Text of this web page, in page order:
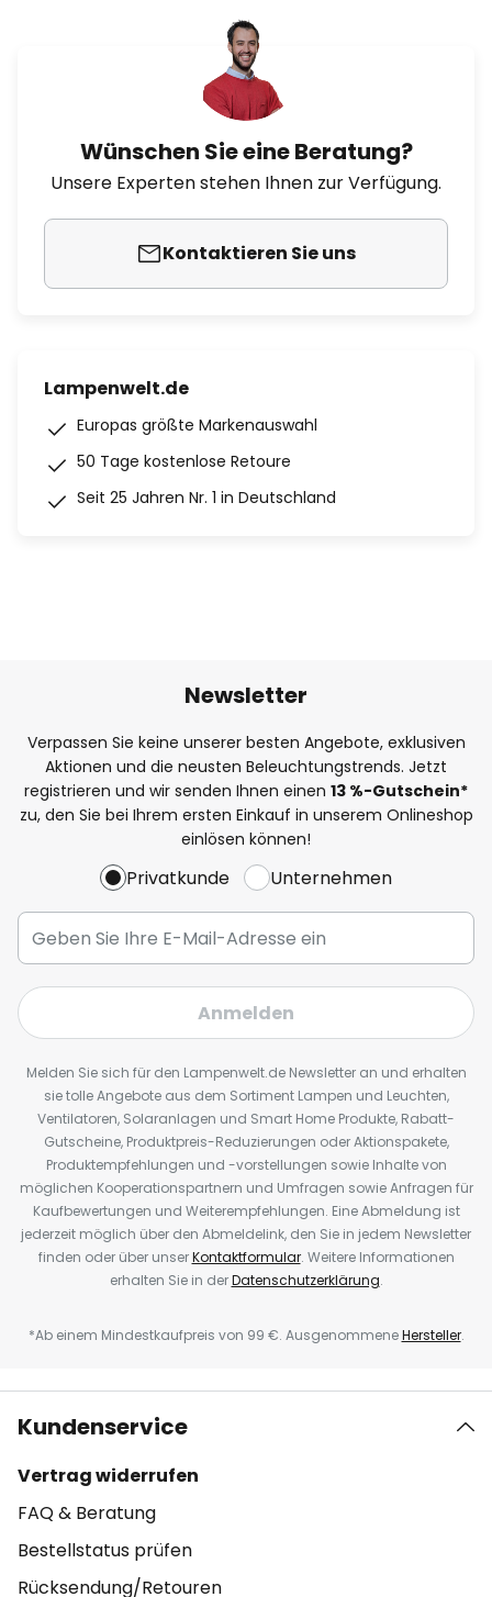
Wünschen Sie eine Beratung?
Unsere Experten stehen Ihnen zur Verfügung.
Kontaktieren Sie uns
Lampenwelt.de
Europas größte Markenauswahl
50 Tage kostenlose Retoure
Seit 25 Jahren Nr. 1 in Deutschland
Newsletter
Verpassen Sie keine unserer besten Angebote, exklusiven
Aktionen und die neusten Beleuchtungstrends. Jetzt
registrieren und wir senden Ihnen einen 13 %-Gutschein*
zu, den Sie bei Ihrem ersten Einkauf in unserem Onlineshop
einlösen können!
Privatkunde Unternehmen
Anmelden
Melden Sie sich für den Lampenwelt.de Newsletter an und erhalten
sie tolle Angebote aus dem Sortiment Lampen und Leuchten,
Ventilatoren, Solaranlagen und Smart Home Produkte, Rabatt-
Gutscheine, Produktpreis-Reduzierungen oder Aktionspakete,
Produktempfehlungen und -vorstellungen sowie Inhalte von
möglichen Kooperationspartnern und Umfragen sowie Anfragen für
Kaufbewertungen und Weiterempfehlungen. Eine Abmeldung ist
jederzeit möglich über den Abmeldelink, den Sie in jedem Newsletter
finden oder über unserKontaktformular. Weitere Informationen
erhalten Sie in derDatenschutzerklärung.
*Ab einem Mindestkaufpreis von 99 €. AusgenommeneHersteller.
Kundenservice
Vertrag widerrufen
FAQ & Beratung
Bestellstatus prüfen
Rücksendung/Retouren